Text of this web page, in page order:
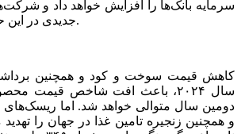
سرمایه بانک‌ها را افزایش خواهد داد و
جدیدی در این حوزه رو‌‌‌به‌‌‌رو می‌‌‌شوند.
کاهش قیمت سوخت و کود و همچنین
سال ۲۰۲۴، باعث افت شاخص قیمت
دومین سال متوالی خواهد شد. اما ریسک‌‌‌های
و همچنین زنجیره تامین غذا در جهان را